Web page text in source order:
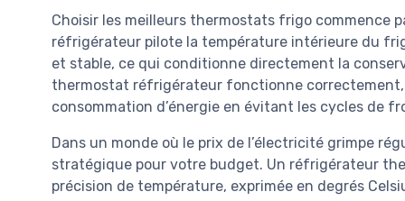
Choisir les meilleurs thermostats frigo commence
réfrigérateur pilote la température intérieure du
et stable, ce qui conditionne directement la
thermostat réfrigérateur fonctionne
consommation d’énergie en évitant les cycles de
Dans un monde où le prix de l’électricité grimpe
stratégique pour votre budget. Un réfrigérateur
précision de température, exprimée en degrés